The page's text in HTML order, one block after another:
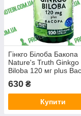
Гінкго Білоба Бакопа
Nature's Truth Ginkgo
Biloba 120 мг plus
630 ₴
Купити